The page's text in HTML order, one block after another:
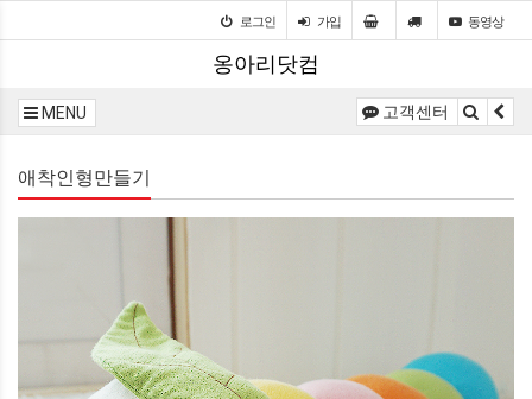
로그인 가입 동영상
옹아리닷컴
MENU 고객센터
애착인형만들기